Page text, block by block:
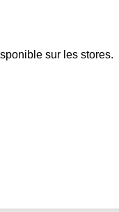
sur les stores.